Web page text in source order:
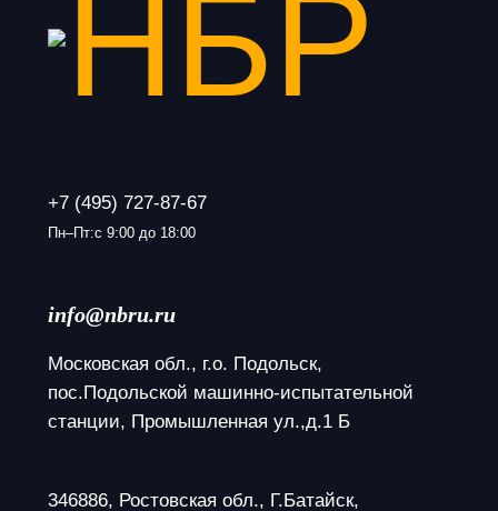
+7 (495) 727-87-67
Пн–Пт:с 9:00 до 18:00
info@nbru.ru
Московская обл., г.о. Подольск,
пос.Подольской машинно-испытательной
станции, Промышленная ул.,д.1 Б
346886, Ростовская обл., Г.Батайск,